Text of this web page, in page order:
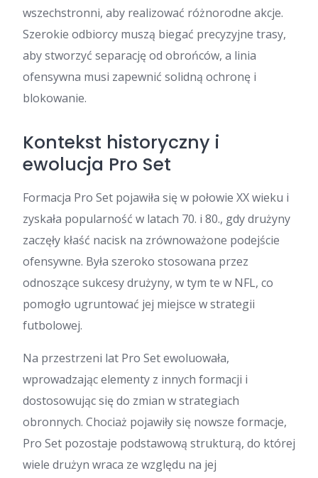
wszechstronni, aby realizować różnorodne akcje.
Szerokie odbiorcy muszą biegać precyzyjne trasy,
aby stworzyć separację od obrońców, a linia
ofensywna musi zapewnić solidną ochronę i
blokowanie.
Kontekst historyczny i
ewolucja Pro Set
Formacja Pro Set pojawiła się w połowie XX wieku i
zyskała popularność w latach 70. i 80., gdy drużyny
zaczęły kłaść nacisk na zrównoważone podejście
ofensywne. Była szeroko stosowana przez
odnoszące sukcesy drużyny, w tym te w NFL, co
pomogło ugruntować jej miejsce w strategii
futbolowej.
Na przestrzeni lat Pro Set ewoluowała,
wprowadzając elementy z innych formacji i
dostosowując się do zmian w strategiach
obronnych. Chociaż pojawiły się nowsze formacje,
Pro Set pozostaje podstawową strukturą, do której
wiele drużyn wraca ze względu na jej